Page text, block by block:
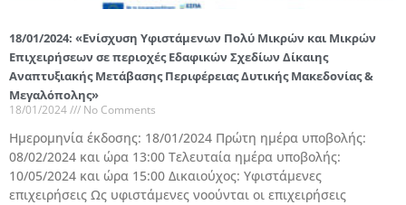
18/01/2024: «Ενίσχυση Υφιστάμενων Πολύ Μικρών και Μικρών
Επιχειρήσεων σε περιοχές Εδαφικών Σχεδίων Δίκαιης
Αναπτυξιακής Μετάβασης Περιφέρειας Δυτικής Μακεδονίας &
Μεγαλόπολης»
18/01/2024 No Comments
Ημερομηνία έκδοσης: 18/01/2024 Πρώτη ημέρα υποβολής:
08/02/2024 και ώρα 13:00 Τελευταία ημέρα υποβολής:
10/05/2024 και ώρα 15:00 Δικαιούχος: Υφιστάμενες
επιχειρήσεις Ως υφιστάμενες νοούνται οι επιχειρήσεις